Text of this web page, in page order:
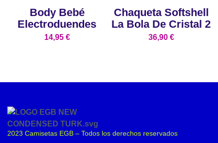
Body Bebé
Electroduendes
14,95 €
Chaqueta Softshell
La Bola De Cristal 2
36,90 €
2023 Camisetas EGB – Todos los derechos reservados